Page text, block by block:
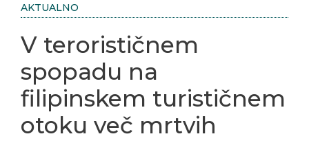
AKTUALNO
V terorističnem
spopadu na
filipinskem turističnem
otoku več mrtvih